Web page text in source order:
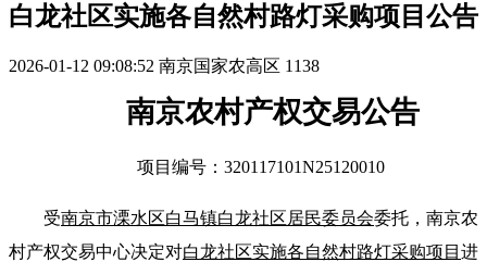
白龙社区实施各自然村路灯采购项目公告
2026-01-12 09:08:52 南京国家农高区 1138
南京农村产权交易公告
项目编号： 320117101N25120010
受南京市溧水区白马镇白龙社区居民委员会委托，南京农
村产权交易中心决定对白龙社区实施各自然村路灯采购项目 进